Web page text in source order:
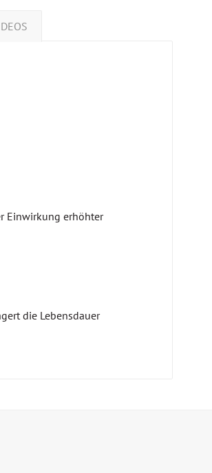
Einwirkung erhöhter
die Lebensdauer